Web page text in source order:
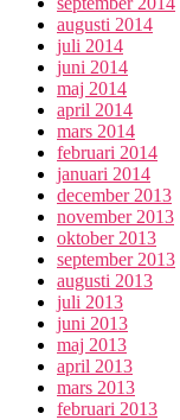
augusti 2014
juli 2014
juni 2014
maj 2014
april 2014
mars 2014
februari 2014
januari 2014
december 2013
november 2013
oktober 2013
september 2013
augusti 2013
juli 2013
juni 2013
maj 2013
april 2013
mars 2013
februari 2013